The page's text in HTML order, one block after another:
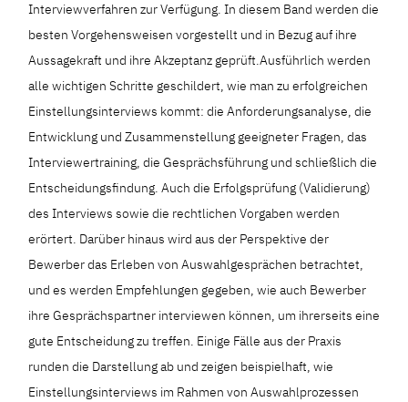
Interviewverfahren zur Verfügung. In diesem Band werden die
besten Vorgehensweisen vorgestellt und in Bezug auf ihre
Aussagekraft und ihre Akzeptanz geprüft.Ausführlich werden
alle wichtigen Schritte geschildert, wie man zu erfolgreichen
Einstellungsinterviews kommt: die Anforderungs­analyse, die
Entwicklung und Zusammenstellung geeigneter Fragen, das
Interviewertraining, die Gesprächsführung und schließlich die
Entscheidungsfindung. Auch die Erfolgsprüfung (Validierung)
des Interviews sowie die rechtlichen Vorgaben werden
erörtert. Darüber hinaus wird aus der Perspektive der
Bewerber das Erleben von Auswahlgesprächen betrachtet,
und es werden Empfehlungen gegeben, wie auch Bewerber
ihre Gesprächspartner interviewen können, um ihrerseits eine
gute Entscheidung zu treffen. Einige Fälle aus der Praxis
runden die Darstellung ab und zeigen beispielhaft, wie
Einstellungsinterviews im Rahmen von Auswahlprozessen